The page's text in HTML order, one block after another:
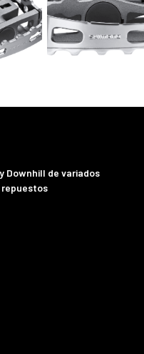
Downhill de variados
repuestos